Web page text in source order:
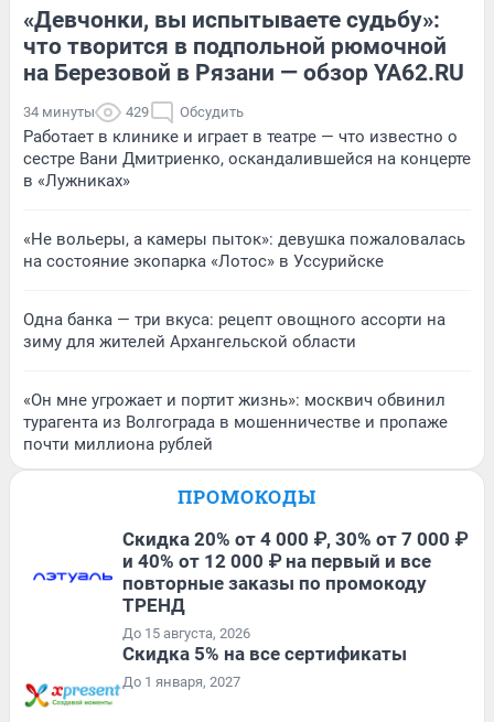
«Девчонки, вы испытываете судьбу»:
что творится в подпольной рюмочной
на Березовой в Рязани — обзор YA62.RU
34 минуты 429 Обсудить
Работает в клинике и играет в театре — что известно о
сестре Вани Дмитриенко, оскандалившейся на концерте
в «Лужниках»
«Не вольеры, а камеры пыток»: девушка пожаловалась
на состояние экопарка «Лотос» в Уссурийске
Одна банка — три вкуса: рецепт овощного ассорти на
зиму для жителей Архангельской области
«Он мне угрожает и портит жизнь»: москвич обвинил
турагента из Волгограда в мошенничестве и пропаже
почти миллиона рублей
ПРОМОКОДЫ
Скидка 20% от 4 000 ₽, 30% от 7 000 ₽
и 40% от 12 000 ₽ на первый и все
повторные заказы по промокоду
ТРЕНД
До 15 августа, 2026
Скидка 5% на все сертификаты
До 1 января, 2027